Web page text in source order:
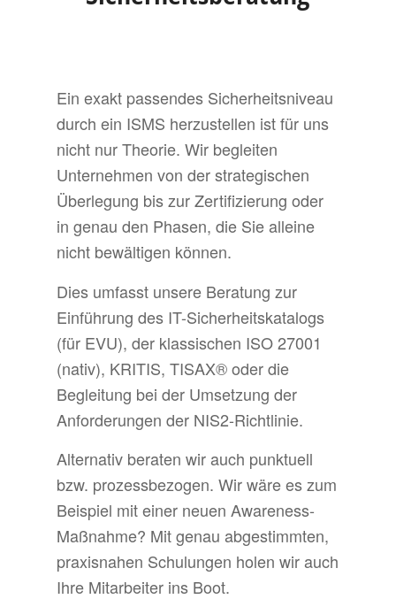
Ein exakt passendes Sicherheitsniveau
durch ein ISMS herzustellen ist für uns
nicht nur Theorie. Wir begleiten
Unternehmen von der strategischen
Überlegung bis zur Zertifizierung oder
in genau den Phasen, die Sie alleine
nicht bewältigen können.
Dies umfasst unsere Beratung zur
Einführung des IT-Sicherheitskatalogs
(für EVU), der klassischen ISO 27001
(nativ), KRITIS, TISAX® oder die
Begleitung bei der Umsetzung der
Anforderungen der NIS2-Richtlinie.
Alternativ beraten wir auch punktuell
bzw. prozessbezogen. Wir wäre es zum
Beispiel mit einer neuen Awareness-
Maßnahme? Mit genau abgestimmten,
praxisnahen Schulungen holen wir auch
Ihre Mitarbeiter ins Boot.